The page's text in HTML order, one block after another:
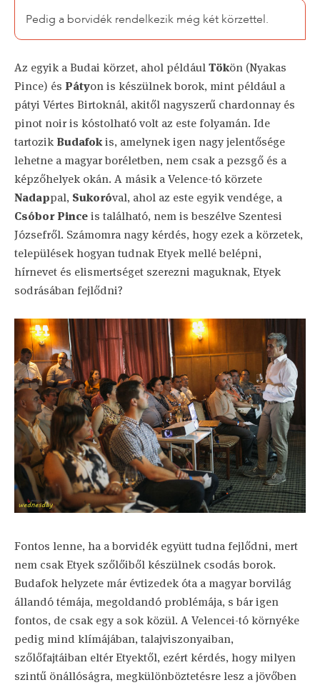
Pedig a borvidék rendelkezik még két körzettel.
Az egyik a Budai körzet, ahol példáulTökön (Nyakas
Pince) és Pátyon is készülnek borok, mint például a
pátyi Vértes Birtoknál, akitől nagyszerű chardonnay és
pinot noir is kóstolható volt az este folyamán. Ide
tartozik Budafokis, amelynek igen nagy jelentősége
lehetne a magyar boréletben, nem csak a pezsgő és a
képzőhelyek okán. A másik a Velence-tó körzete
Nadappal, Sukoróval, ahol az este egyik vendége, a
Csóbor Pinceis található, nem is beszélve Szentesi
Józsefről. Számomra nagy kérdés, hogy ezek a körzetek,
települések hogyan tudnak Etyek mellé belépni,
hírnevet és elismertséget szerezni maguknak, Etyek
sodrásában fejlődni?
Fontos lenne, ha a borvidék együtt tudna fejlődni, mert
nem csak Etyek szőlőiből készülnek csodás borok.
Budafok helyzete már évtizedek óta a magyar borvilág
állandó témája, megoldandó problémája, s bár igen
fontos, de csak egy a sok közül. A Velencei-tó környéke
pedig mind klímájában, talajviszonyaiban,
szőlőfajtáiban eltér Etyektől, ezért kérdés, hogy milyen
szintű önállóságra, megkülönböztetésre lesz a jövőben